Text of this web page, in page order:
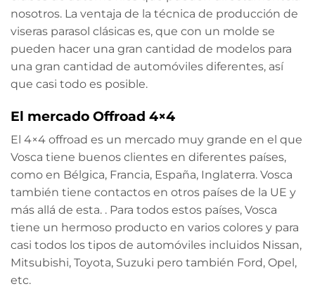
nosotros. La ventaja de la técnica de producción de
viseras parasol clásicas es, que con un molde se
pueden hacer una gran cantidad de modelos para
una gran cantidad de automóviles diferentes, así
que casi todo es posible.
El mercado Offroad 4×4
El 4×4 offroad es un mercado muy grande en el que
Vosca tiene buenos clientes en diferentes países,
como en Bélgica, Francia, España, Inglaterra. Vosca
también tiene contactos en otros países de la UE y
más allá de esta. . Para todos estos países, Vosca
tiene un hermoso producto en varios colores y para
casi todos los tipos de automóviles incluidos Nissan,
Mitsubishi, Toyota, Suzuki pero también Ford, Opel,
etc.